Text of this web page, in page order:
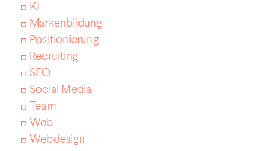
KI
Markenbildung
Positionierung
Recruiting
SEO
Social Media
Team
Web
Webdesign